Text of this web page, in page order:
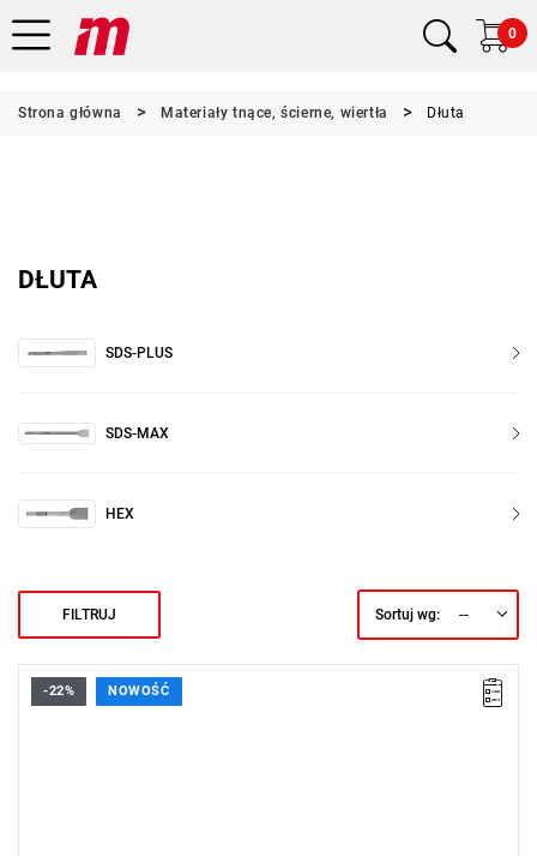
0
Strona główna Materiały tnące, ścierne, wiertła Dłuta
DŁUTA
SDS-PLUS
SDS-MAX
HEX
FILTRUJ Sortuj wg: --
-22% NOWOŚĆ